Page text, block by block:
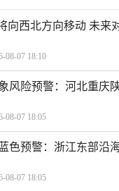
向西北方向移动 未来
08-07 18:10
风险预警：河北重庆
08-07 18:05
色预警：浙江东部沿
08-07 18:05